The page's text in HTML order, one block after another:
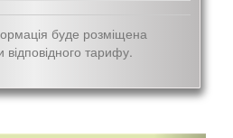
буде розміщена
відповідного тарифу.